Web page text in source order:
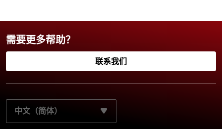
需要更多帮助？
联系我们
选择您的首选语言：